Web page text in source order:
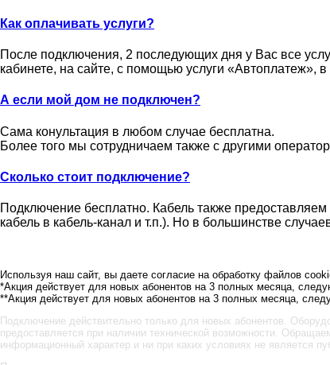
Как оплачивать услуги?
После подключения, 2 последующих дня у Вас все
кабинете, на сайте, с помощью услуги
А если мой дом не подключен?
Сама конультация в любом случае бесплатна.
Более того мы сотрудничаем также с другими
Сколько стоит подключение?
Подключение бесплатно. Кабель также
кабель в кабель-канал и т.п.). Но в большинстве
Используя наш сайт, вы даете согласие на обработку файлов
*Акция действует для новых абонентов на 3 полных месяца,
**Акция действует для новых абонентов на 3 полных месяца,
Подключение действительно только для новых абонентов.
предоставляется при наличии технической возможности.
информационный характер и ни при каких условиях не является